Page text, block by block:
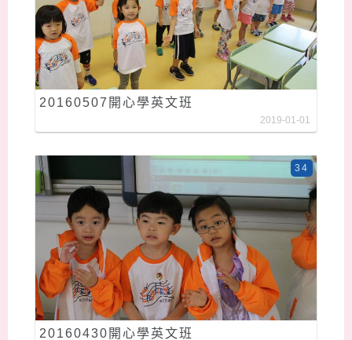
20160507開心學英文班
2019-01-01
20160430開心學英文班
34